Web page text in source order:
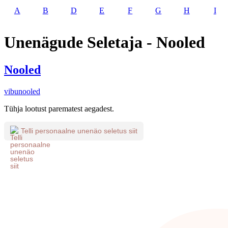
A B D E F G H I
Unenägude Seletaja - Nooled
Nooled
vibunooled
Tühja lootust parematest aegadest.
Telli personaalne unenäo seletus siit